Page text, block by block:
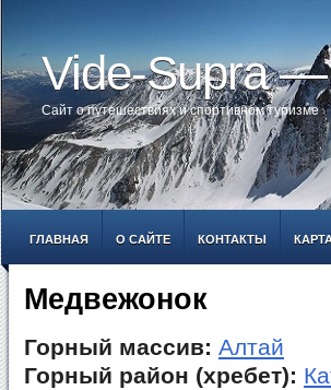
Vide-Supra
Сайт о путешествиях и спортивном туризме
ГЛАВНАЯ О САЙТЕ КОНТАКТЫ
Медвежонок
Горный массив: Алтай
Горный район (хребет):